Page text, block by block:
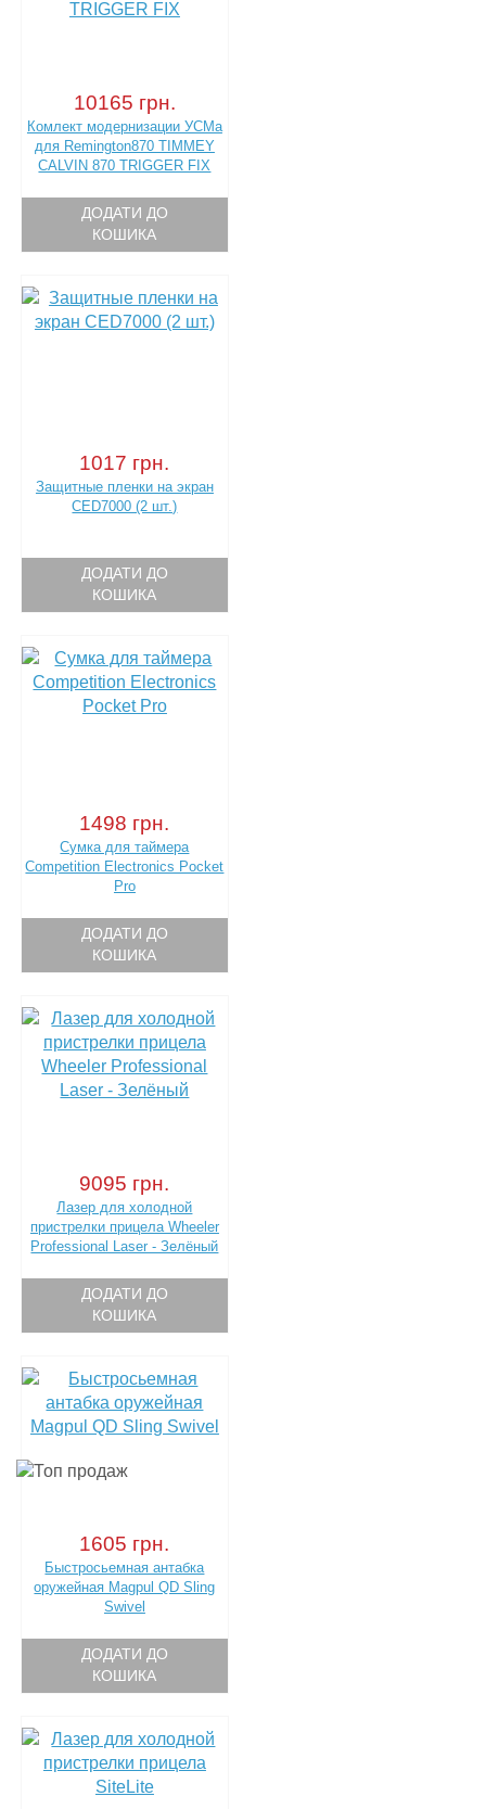
10165 грн.
Комлект модернизации УСМа
для Remington870 TIMMEY
CALVIN 870 TRIGGER FIX
ДОДАТИ ДО
КОШИКА
1017 грн.
Защитные пленки на экран
CED7000 (2 шт.)
ДОДАТИ ДО
КОШИКА
1498 грн.
Сумка для таймера
Competition Electronics Pocket
Pro
ДОДАТИ ДО
КОШИКА
9095 грн.
Лазер для холодной
пристрелки прицела Wheeler
Professional Laser - Зелёный
ДОДАТИ ДО
КОШИКА
1605 грн.
Быстросьемная антабка
оружейная Magpul QD Sling
Swivel
ДОДАТИ ДО
КОШИКА